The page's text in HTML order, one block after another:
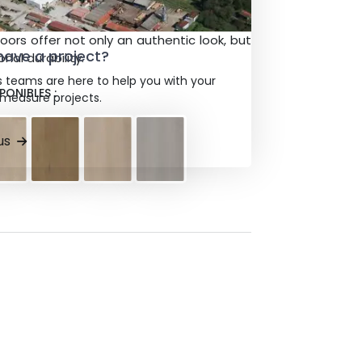
natural texture that add a touch of
any space. With a high-quality finish,
offer not only an authentic look, but
durability.
:
a project?
teams are here to help you with your
projects.